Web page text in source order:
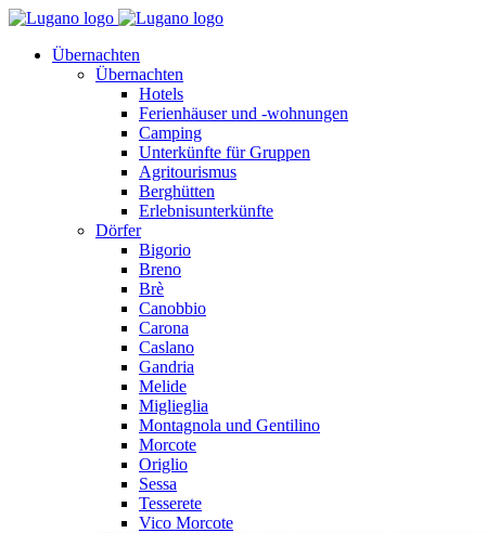
Übernachten
Übernachten
Hotels
Ferienhäuser und -wohnungen
Camping
Unterkünfte für Gruppen
Agritourismus
Berghütten
Erlebnisunterkünfte
Dörfer
Bigorio
Breno
Brè
Canobbio
Carona
Caslano
Gandria
Melide
Miglieglia
Montagnola und Gentilino
Morcote
Origlio
Sessa
Tesserete
Vico Morcote